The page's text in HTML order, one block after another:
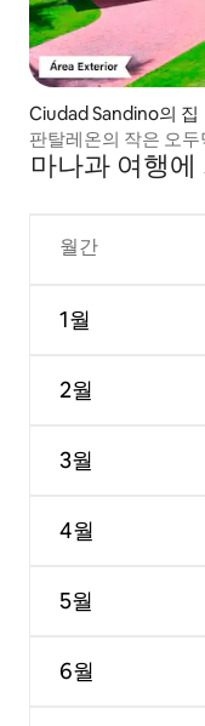
Ciudad Sandino의 집
판탈레온의 작은 오두
마나과 여행
월간
1월
2월
3월
4월
5월
6월